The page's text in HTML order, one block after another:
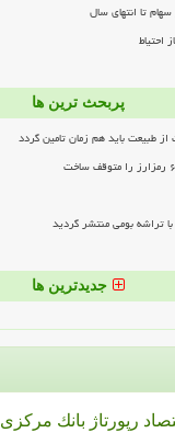
تا انتهای سال
احتیاط
پربحث ترین ها
طبیعت باید هم زمان تامین گردد
تراشه بومی منتشر گردید
جدیدترین ها
رپورتاژ بانك مركزی